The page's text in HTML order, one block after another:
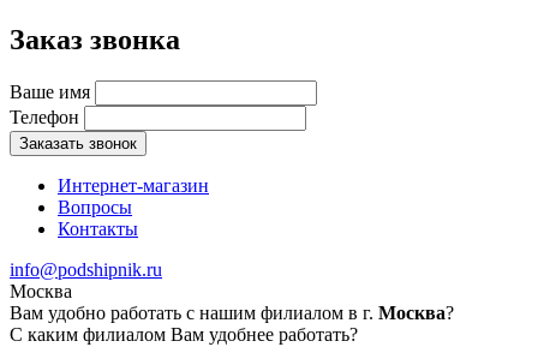
Заказ звонка
Ваше имя
Телефон
Заказать звонок
Интернет-магазин
Вопросы
Контакты
info@podshipnik.ru
Москва
Вам удобно работать с нашим филиалом в г. Москва?
С каким филиалом Вам удобнее работать?